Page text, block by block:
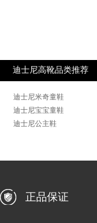
迪士尼高靴品类推荐
迪士尼米奇童鞋
迪士尼宝宝童鞋
迪士尼公主鞋
正品保证